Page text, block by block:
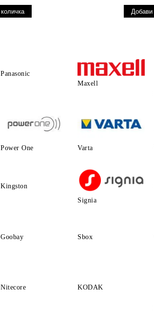
Panasonic
Maxell
Power One Varta
Kingston
Signia
Goobay Sbox
Nitecore KODAK